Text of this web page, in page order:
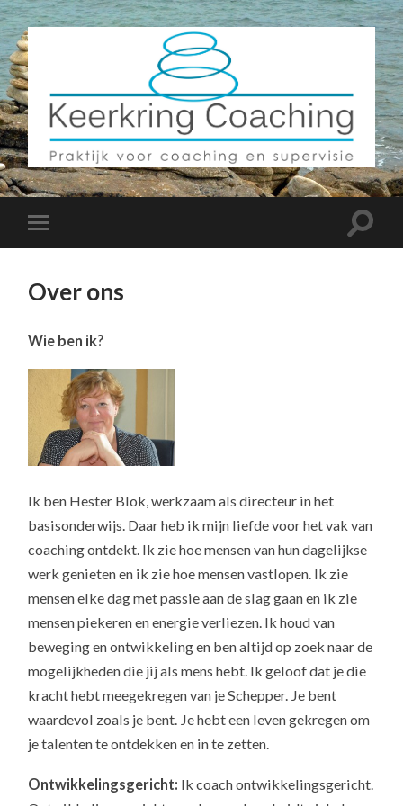
Over ons
Wie ben ik?
Ik ben Hester Blok, werkzaam als directeur in het
basisonderwijs. Daar heb ik mijn liefde voor het vak van
coaching ontdekt. Ik zie hoe mensen van hun dagelijkse
werk genieten en ik zie hoe mensen vastlopen. Ik zie
mensen elke dag met passie aan de slag gaan en ik zie
mensen piekeren en energie verliezen. Ik houd van
beweging en ontwikkeling en ben altijd op zoek naar de
mogelijkheden die jij als mens hebt. Ik geloof dat je die
kracht hebt meegekregen van je Schepper. Je bent
waardevol zoals je bent. Je hebt een leven gekregen om
je talenten te ontdekken en in te zetten.
Ontwikkelingsgericht: Ik coach ontwikkelingsgericht.